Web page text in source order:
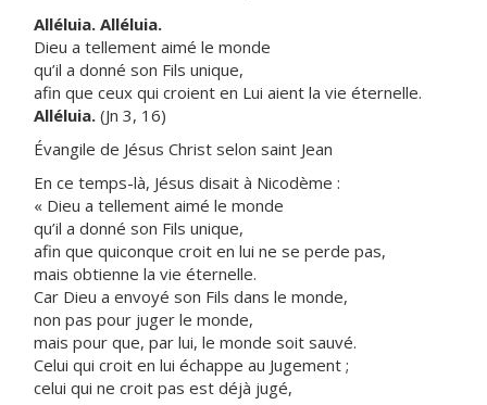
Alléluia. Alléluia.
Dieu a tellement aimé le monde
qu’il a donné son Fils unique,
afin que ceux qui croient en Lui aient la vie éternelle.
Alléluia. (Jn 3, 16)
Évangile de Jésus Christ selon saint Jean
En ce temps-là, Jésus disait à Nicodème :
« Dieu a tellement aimé le monde
qu’il a donné son Fils unique,
afin que quiconque croit en lui ne se perde pas,
mais obtienne la vie éternelle.
Car Dieu a envoyé son Fils dans le monde,
non pas pour juger le monde,
mais pour que, par lui, le monde soit sauvé.
Celui qui croit en lui échappe au Jugement ;
celui qui ne croit pas est déjà jugé,